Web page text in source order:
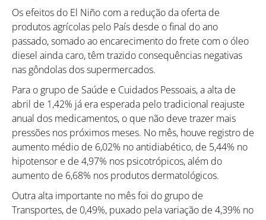
Os efeitos do El Niño com a redução da oferta de
produtos agrícolas pelo País desde o final do ano
passado, somado ao encarecimento do frete com o óleo
diesel ainda caro, têm trazido consequências negativas
nas gôndolas dos supermercados.
Para o grupo de Saúde e Cuidados Pessoais, a alta de
abril de 1,42% já era esperada pelo tradicional reajuste
anual dos medicamentos, o que não deve trazer mais
pressões nos próximos meses. No mês, houve registro de
aumento médio de 6,02% no antidiabético, de 5,44% no
hipotensor e de 4,97% nos psicotrópicos, além do
aumento de 6,68% nos produtos dermatológicos.
Outra alta importante no mês foi do grupo de
Transportes, de 0,49%, puxado pela variação de 4,39% no